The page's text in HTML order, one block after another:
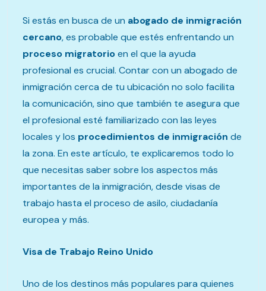
Si estás en busca de un abogado de inmigración
cercano, es probable que estés enfrentando un
proceso migratorioen el que la ayuda
profesional es crucial. Contar con un abogado de
inmigración cerca de tu ubicación no solo facilita
la comunicación, sino que también te asegura que
el profesional esté familiarizado con las leyes
locales y los procedimientos de inmigración de
la zona. En este artículo, te explicaremos todo lo
que necesitas saber sobre los aspectos más
importantes de la inmigración, desde visas de
trabajo hasta el proceso de asilo, ciudadanía
europea y más.
Visa de Trabajo Reino Unido
Uno de los destinos más populares para quienes